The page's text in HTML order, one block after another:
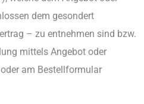
dem gesondert
– zu entnehmen sind bzw.
mittels Angebot oder
am Bestellformular